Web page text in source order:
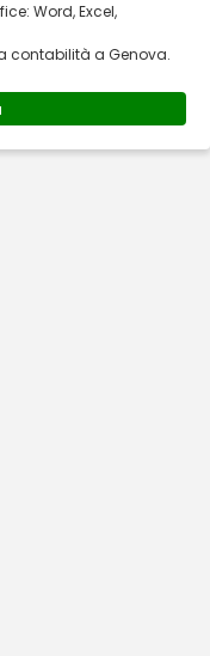
Word, Excel,
contabilità a Genova.